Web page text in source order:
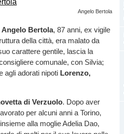
Angelo Bertola
Angelo Bertola, 87 anni, ex vigile
della città, era malato da
carattere gentile, lascia la
comunale, con Silvia;
agli adorati nipoti Lorenzo,
di Verzuolo. Dopo aver
per alcuni anni a Torino,
alla moglie Adelia Dao,